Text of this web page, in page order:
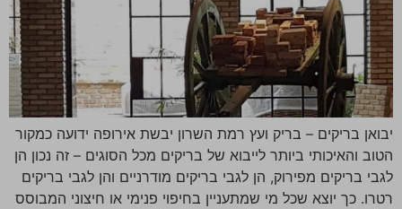
יבואן בריקים – בריק ועץ רמת השרון יבשת אירופה ידועה כמקור
הטוב והאיכותי ביותר לייבוא של בריקים מכל הסוגים – זה נכון הן
לגבי בריקים מפירוק, הן לגבי בריקים מודרניים והן לגבי בריקים
רטרו. כך יוצא שכל מי שמתעניין בחיפוי פנימי או חיצוני המבוסס